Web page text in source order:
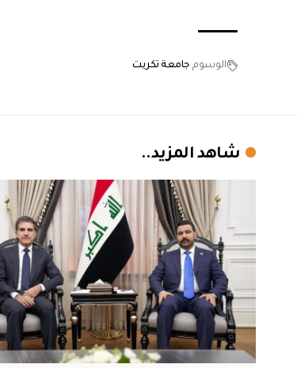
الوسوم جامعة تكريت
شاهد المزيد..